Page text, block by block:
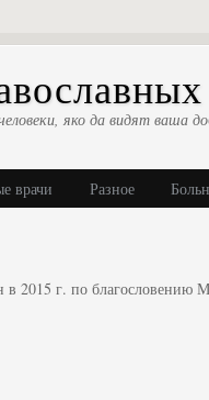
яко да видят
врачи Разное
2015 г. по благословению